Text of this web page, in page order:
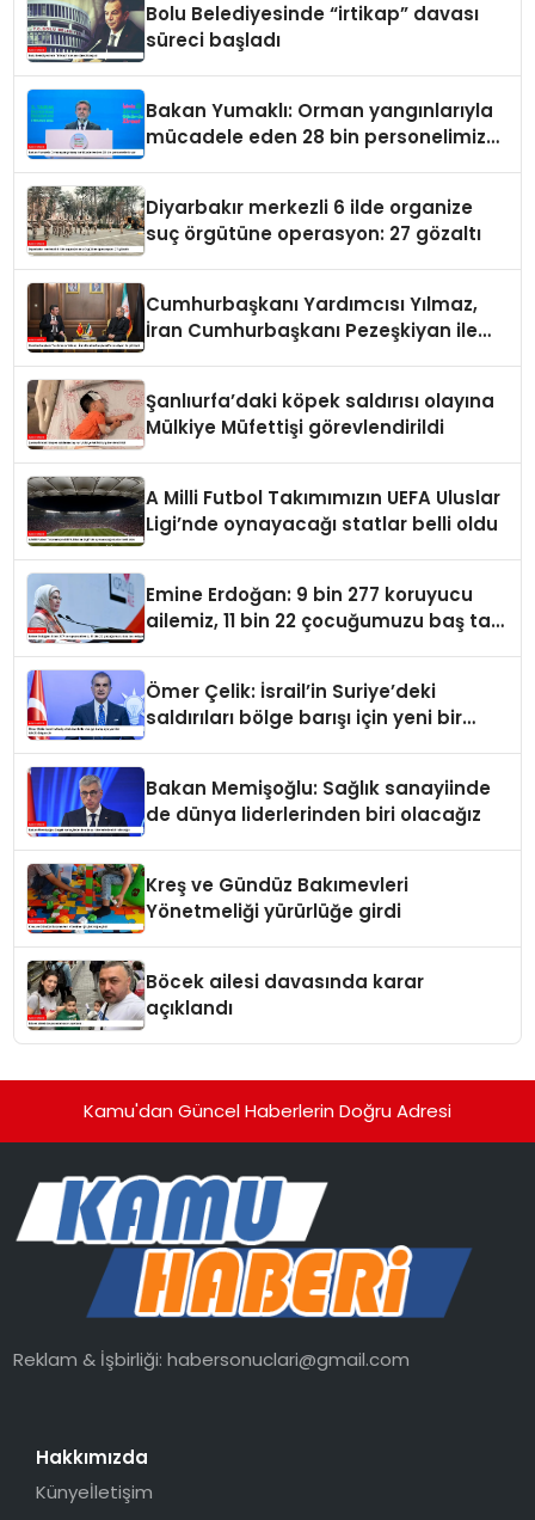
Bolu Belediyesinde “irtikap” davası
süreci başladı
Bakan Yumaklı: Orman yangınlarıyla
mücadele eden 28 bin personelimiz
Diyarbakır merkezli 6 ilde organize
suç örgütüne operasyon: 27 gözaltı
Cumhurbaşkanı Yardımcısı Yılmaz,
İran Cumhurbaşkanı Pezeşkiyan ile
Şanlıurfa’daki köpek saldırısı olayına
Mülkiye Müfettişi görevlendirildi
A Milli Futbol Takımımızın UEFA Uluslar
Ligi’nde oynayacağı statlar belli oldu
Emine Erdoğan: 9 bin 277 koruyucu
ailemiz, 11 bin 22 çocuğumuzu baş tacı
Ömer Çelik: İsrail’in Suriye’deki
saldırıları bölge barışı için yeni bir
Bakan Memişoğlu: Sağlık sanayiinde
de dünya liderlerinden biri olacağız
Kreş ve Gündüz Bakımevleri
Yönetmeliği yürürlüğe girdi
Böcek ailesi davasında karar
açıklandı
Kamu'dan Güncel Haberlerin Doğru Adresi
Reklam & İşbirliği:habersonuclari@gmail.com
Hakkımızda
Künyeİletişim